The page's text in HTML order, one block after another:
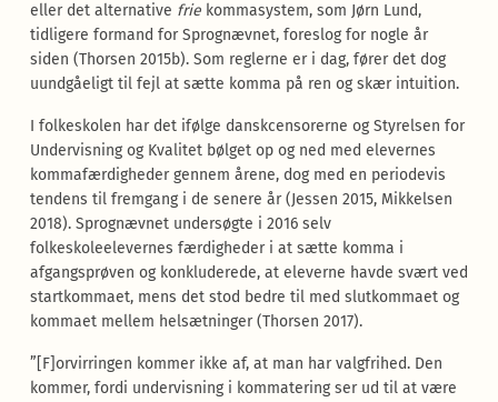
eller det alternative friekommasystem, som Jørn Lund,
tidligere formand for Sprognævnet, foreslog for nogle år
siden (Thorsen 2015b). Som reglerne er i dag, fører det dog
uundgåeligt til fejl at sætte komma på ren og skær intuition.
I folkeskolen har det ifølge danskcensorerne og Styrelsen for
Undervisning og Kvalitet bølget op og ned med elevernes
kommafærdigheder gennem årene, dog med en periodevis
tendens til fremgang i de senere år (Jessen 2015, Mikkelsen
2018). Sprognævnet undersøgte i 2016 selv
folkeskoleelevernes færdigheder i at sætte komma i
afgangsprøven og konkluderede, at eleverne havde svært ved
startkommaet, mens det stod bedre til med slutkommaet og
kommaet mellem helsætninger (Thorsen 2017).
”[F]orvirringen kommer ikke af, at man har valgfrihed. Den
kommer, fordi undervisning i kommatering ser ud til at være